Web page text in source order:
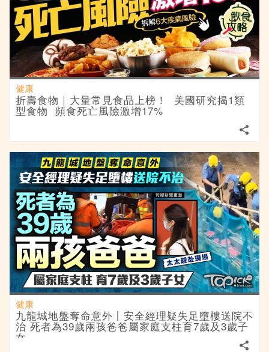
健康
折壽食物｜大量常見食品上榜！ 美國研究揭1類
型食物 頻食死亡風險激增17%
健康
九龍城地盤奪命意外丨安全經理疑失足墮樓送院不
治 死者為39歲兩孩爸爸屬家庭支柱育7歲及3歲子
女